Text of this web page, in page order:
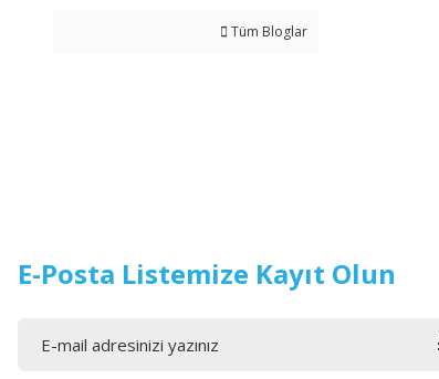
Tüm Bloglar
E-Posta Listemize Kayıt Olun